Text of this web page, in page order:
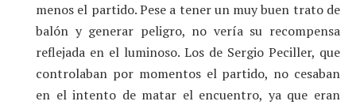
menos el partido. Pese a tener un muy buen trato de
balón y generar peligro, no vería su recompensa
reflejada en el luminoso. Los de Sergio Peciller, que
controlaban por momentos el partido, no cesaban
en el intento de matar el encuentro, ya que eran